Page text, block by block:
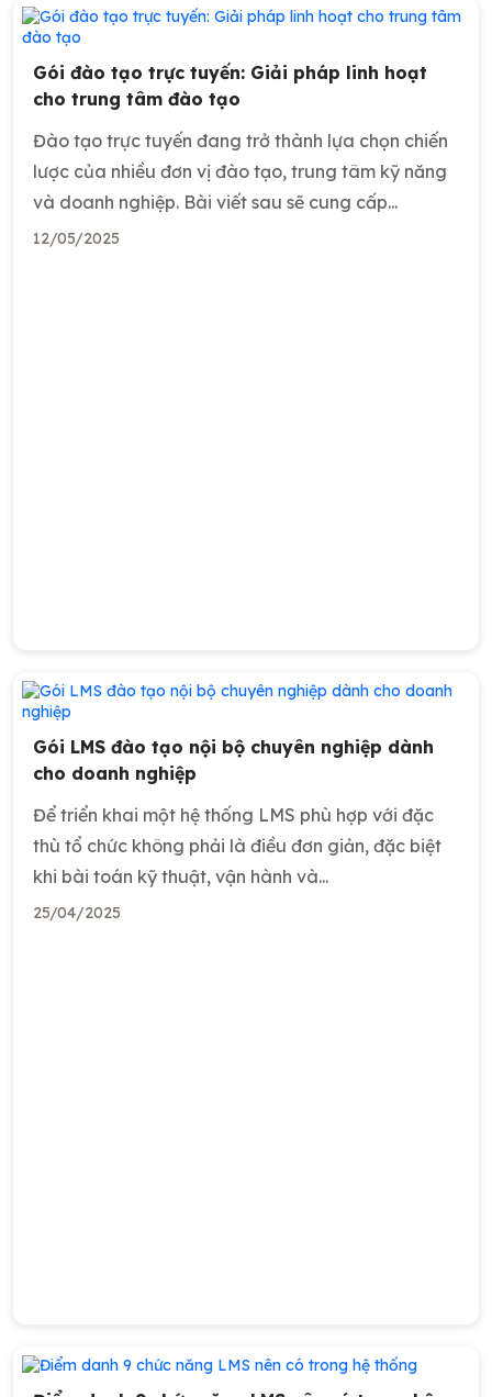
Gói đào tạo trực tuyến: Giải pháp linh hoạt
cho trung tâm đào tạo
Đào tạo trực tuyến đang trở thành lựa chọn chiến
lược của nhiều đơn vị đào tạo, trung tâm kỹ năng
và doanh nghiệp. Bài viết sau sẽ cung cấp...
12/05/2025
Gói LMS đào tạo nội bộ chuyên nghiệp dành
cho doanh nghiệp
Để triển khai một hệ thống LMS phù hợp với đặc
thù tổ chức không phải là điều đơn giản, đặc biệt
khi bài toán kỹ thuật, vận hành và...
25/04/2025